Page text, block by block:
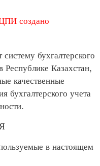
создано
бухгалтерского
Республике Казахстан,
качественные
бухгалтерского учета
в настоящем